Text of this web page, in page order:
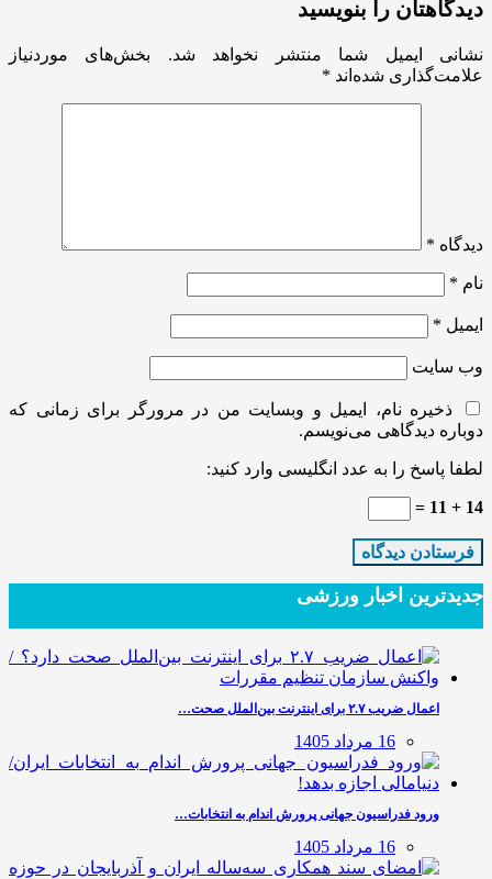
دیدگاهتان را بنویسید
نشانی ایمیل شما منتشر نخواهد شد.
بخش‌های موردنیاز
علامت‌گذاری شده‌اند *
دیدگاه *
نام *
ایمیل *
وب‌ سایت
ذخیره نام، ایمیل و وبسایت من در مرورگر برای زمانی که
دوباره دیدگاهی می‌نویسم.
لطفا پاسخ را به عدد انگلیسی وارد کنید:
14 + 11 =
جدیدترین‌ اخبار ورزشی
اعمال ضریب ۲.۷ برای اینترنت بین‌الملل صحت…
16 مرداد 1405
ورود فدراسیون جهانی پرورش اندام به انتخابات…
16 مرداد 1405